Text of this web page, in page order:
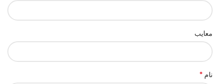
معایب
نام *